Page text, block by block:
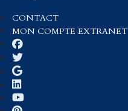
CONTACT
MON COMPTE EXTRANET